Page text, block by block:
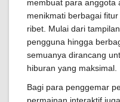
membuat para anggota
menikmati berbagai
ribet. Mulai dari
pengguna hingga
semuanya dirancang
hiburan yang maksimal.
Bagi para penggemar